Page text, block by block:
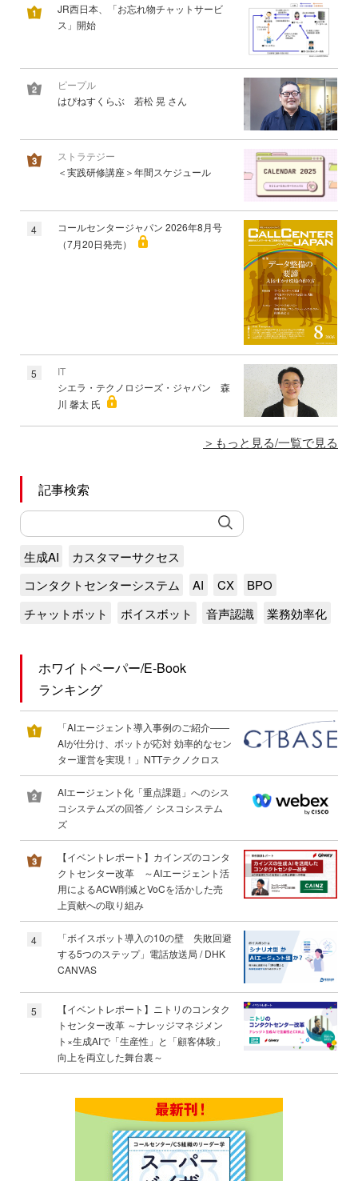
JR西日本、「お忘れ物チャットサービ
ス」開始
ピープル
はぴねすくらぶ 若松 晃 さん
ストラテジー
＜実践研修講座＞年間スケジュール
4
コールセンタージャパン 2026年8月号
（7月20日発売）
5
IT
シエラ・テクノロジーズ・ジャパン 森
川 馨太 氏
もっと見る/一覧で見る
記事検索
生成AI
カスタマーサクセス
コンタクトセンターシステム
AI CX
BPO
チャットボット
ボイスボット 音声認識 業務効率化
ホワイトペーパー/E-Book
ランキング
「AIエージェント導入事例のご紹介――
AIが仕分け、ボットが応対 効率的なセン
ター運営を実現！」NTTテクノクロス
AIエージェント化「重点課題」へのシス
コシステムズの回答／ シスコシステム
ズ
【イベントレポート】カインズのコンタ
クトセンター改革 ～AIエージェント活
用によるACW削減とVoCを活かした売
上貢献への取り組み
4
「ボイスボット導入の10の壁 失敗回避
する5つのステップ」電話放送局 / DHK
CANVAS
5
【イベントレポート】ニトリのコンタク
トセンター改革 ～ナレッジマネジメン
ト×生成AIで「生産性」と「顧客体験」
向上を両立した舞台裏～